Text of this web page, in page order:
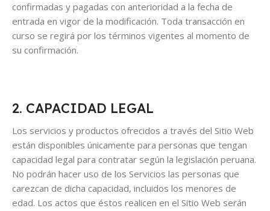
confirmadas y pagadas con anterioridad a la fecha de
entrada en vigor de la modificación. Toda transacción en
curso se regirá por los términos vigentes al momento de
su confirmación.
2. CAPACIDAD LEGAL
Los servicios y productos ofrecidos a través del Sitio Web
están disponibles únicamente para personas que tengan
capacidad legal para contratar según la legislación peruana.
No podrán hacer uso de los Servicios las personas que
carezcan de dicha capacidad, incluidos los menores de
edad. Los actos que éstos realicen en el Sitio Web serán